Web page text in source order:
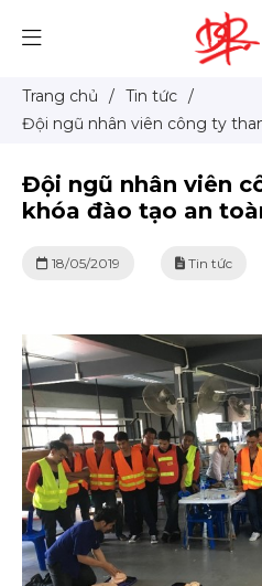
Trang chủ / Tin tức /
Đội ngũ nhân viên công ty
Đội ngũ nhân viên
khóa đào tạo an
18/05/2019 Tin tức